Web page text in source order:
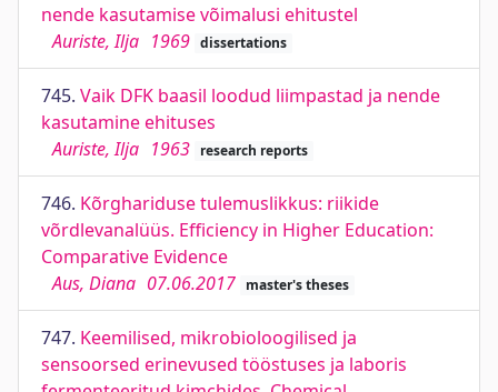
nende kasutamise võimalusi ehitustel
Auriste, Ilja 1969 dissertations
745. Vaik DFK baasil loodud liimpastad ja nende
kasutamine ehituses
Auriste, Ilja 1963 research reports
746. Kõrghariduse tulemuslikkus: riikide
võrdlevanalüüs. Efficiency in Higher Education:
Comparative Evidence
Aus, Diana 07.06.2017 master's theses
747. Keemilised, mikrobioloogilised ja
sensoorsed erinevused tööstuses ja laboris